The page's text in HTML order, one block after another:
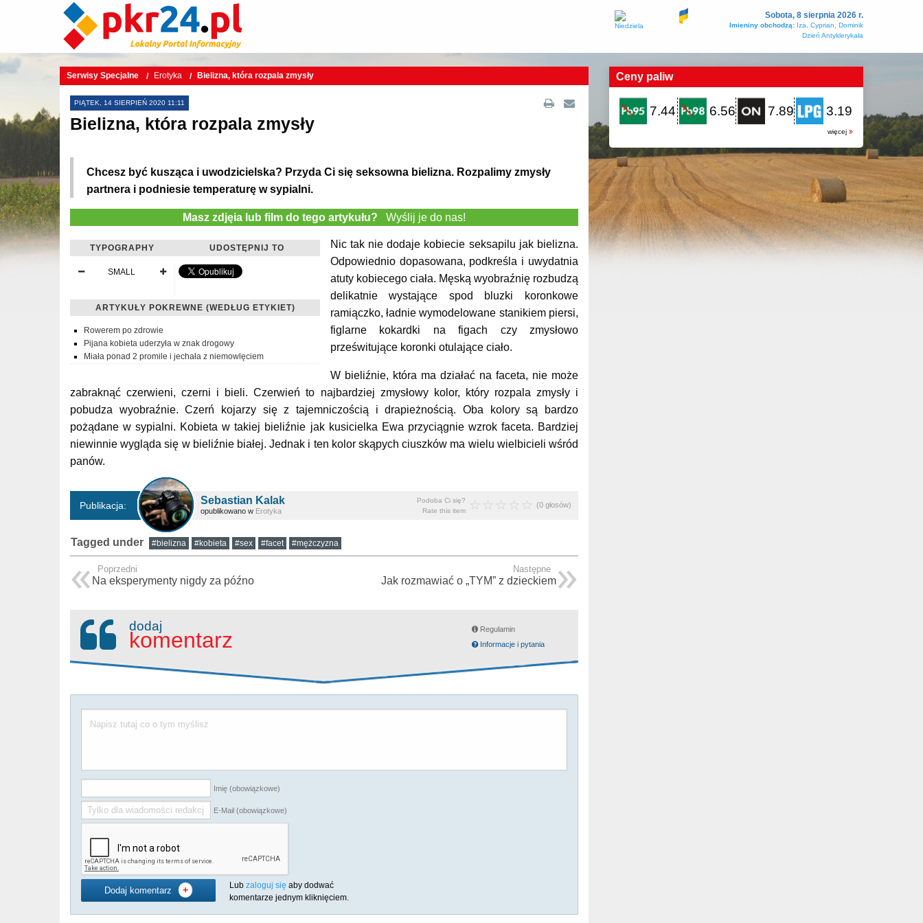
Sobota, 8 sierpnia 2026 r.
Imieniny obchodzą: Iza, Cyprian, Dominik
Dzień Antyklerykała
Serwisy Specjalne Erotyka Bielizna, która rozpala zmysły
PIĄTEK, 14 SIERPIEŃ 2020 11:11
Bielizna, która rozpala zmysły
Chcesz być kusząca i uwodzicielska? Przyda Ci się seksowna bielizna. Rozpalimy zmysły
partnera i podniesie temperaturę w sypialni.
Masz zdjęia lub film do tego artykułu? Wyślij je do nas!
TYPOGRAPHY
SMALL
UDOSTĘPNIJ TO
ARTYKUŁY POKREWNE (WEDŁUG ETYKIET)
Rowerem po zdrowie
Pijana kobieta uderzyła w znak drogowy
Miała ponad 2 promile i jechała z niemowlęciem
Nic tak nie dodaje kobiecie seksapilu jak bielizna.
Odpowiednio dopasowana, podkreśla i uwydatnia
atuty kobiecego ciała. Męską wyobraźnię rozbudzą
delikatnie wystające spod bluzki koronkowe
ramiączko, ładnie wymodelowane stanikiem piersi,
figlarne kokardki na figach czy zmysłowo
prześwitujące koronki otulające ciało.
W bieliźnie, która ma działać na faceta, nie może
zabraknąć czerwieni, czerni i bieli. Czerwień to najbardziej zmysłowy kolor, który rozpala zmysły i
pobudza wyobraźnie. Czerń kojarzy się z tajemniczością i drapieżnością. Oba kolory są bardzo
pożądane w sypialni. Kobieta w takiej bieliźnie jak kusicielka Ewa przyciągnie wzrok faceta. Bardziej
niewinnie wygląda się w bieliźnie białej. Jednak i ten kolor skąpych ciuszków ma wielu wielbicieli wśród
panów.
Publikacja: Sebastian Kalak
opublikowano w Erotyka
Podoba Ci się?
Rate this item
(0 głosów)
Tagged under #bielizna #kobieta #sex #facet #mężczyzna
Poprzedni
Na eksperymenty nigdy za późno
Następne
Jak rozmawiać o „TYM” z dzieckiem
dodaj
komentarz
Regulamin
Informacje i pytania
Imię (obowiązkowe)
E-Mail (obowiązkowe)
Dodaj komentarz + Lub zaloguj się aby dodwać
komentarze jednym kliknięciem.
Ceny paliw
7.44 6.56 7.89 3.19
więcej